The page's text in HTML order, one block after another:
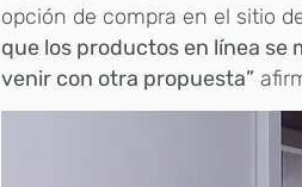
opción de compra en el sitio
que los productos en línea se
venir con otra propuesta”